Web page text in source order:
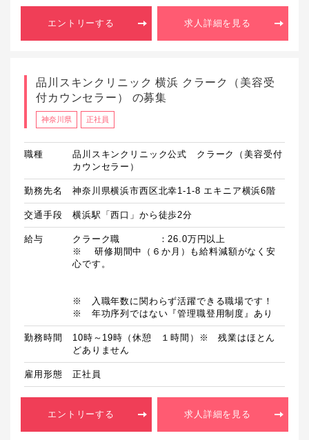
エントリーする 求人詳細を見る
品川スキンクリニック 横浜 クラーク（美容受
付カウンセラー） の募集
神奈川県 正社員
職種
品川スキンクリニック公式 クラーク（美容受付
カウンセラー）
勤務先名 神奈川県横浜市西区北幸1-1-8 エキニア横浜6階
交通手段 横浜駅「西口」から徒歩2分
給与
クラーク職　　　　：26.0万円以上
※	研修期間中（６か月）も給料減額がなく安
心です。
※　入職年数に関わらず活躍できる職場です！
勤務時間
10時～19時（休憩　１時間）※　残業はほとん
どありません
雇用形態 正社員
エントリーする 求人詳細を見る